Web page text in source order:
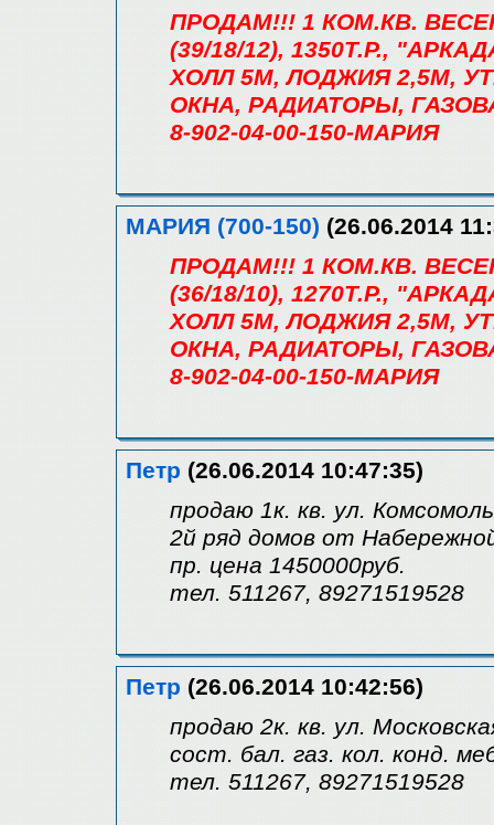
ПРОДАМ!!! 1 КОМ.КВ.
(39/18/12), 1350Т.Р.,
ХОЛЛ 5М, ЛОДЖИЯ 2,5М,
ОКНА, РАДИАТОРЫ,
8-902-04-00-150-МАРИЯ
МАРИЯ (700-150) (26.06.2014
ПРОДАМ!!! 1 КОМ.КВ.
(36/18/10), 1270Т.Р.,
ХОЛЛ 5М, ЛОДЖИЯ 2,5М,
ОКНА, РАДИАТОРЫ,
8-902-04-00-150-МАРИЯ
Петр (26.06.2014 10:47:35)
продаю 1к. кв. ул.
2й ряд домов от
пр. цена 1450000руб.
тел. 511267, 89271519528
Петр (26.06.2014 10:42:56)
продаю 2к. кв. ул.
сост. бал. газ. кол. конд.
тел. 511267, 89271519528